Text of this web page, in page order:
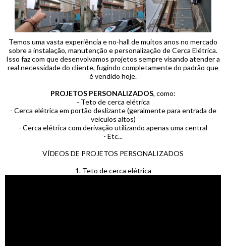
Temos uma vasta experiência e no-hall de muitos anos no mercado
sobre a instalação, manutenção e personalização de Cerca Elétrica.
Isso faz com que desenvolvamos projetos sempre visando atender a
real necessidade do cliente, fugindo completamente do padrão que
é vendido hoje.
PROJETOS PERSONALIZADOS, como:
- Teto de cerca elétrica
- Cerca elétrica em portão deslizante (geralmente para entrada de
veículos altos)
- Cerca elétrica com derivação utilizando apenas uma central
- Etc...
VÍDEOS DE PROJETOS PERSONALIZADOS
1. Teto de cerca elétrica